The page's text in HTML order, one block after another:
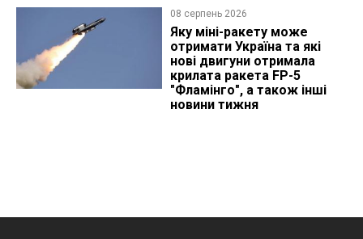
08 серпень 2026
Яку міні-ракету може
отримати Україна та які
нові двигуни отримала
крилата ракета FP-5
"Фламінго", а також інші
новини тижня